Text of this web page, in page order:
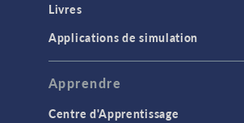
Livres
Applications de simulation
Apprendre
Centre d'Apprentissage